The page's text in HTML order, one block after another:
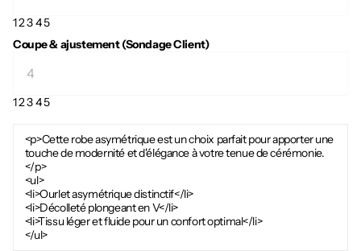
12345
Coupe & ajustement (Sondage Client)
12345
<p>Cette robe asymétrique est un choix parfait pour apporter une
touche de modernité et d'élégance à votre tenue de cérémonie.
</p>
<ul>
<li>Ourlet asymétrique distinctif</li>
<li>Décolleté plongeant en V</li>
<li>Tissu léger et fluide pour un confort optimal</li>
</ul>